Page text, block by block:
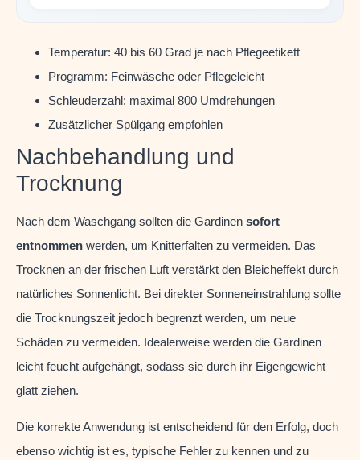
Temperatur: 40 bis 60 Grad je nach Pflegeetikett
Programm: Feinwäsche oder Pflegeleicht
Schleuderzahl: maximal 800 Umdrehungen
Zusätzlicher Spülgang empfohlen
Nachbehandlung und
Trocknung
Nach dem Waschgang sollten die Gardinen sofort
entnommen werden, um Knitterfalten zu vermeiden. Das
Trocknen an der frischen Luft verstärkt den Bleicheffekt durch
natürliches Sonnenlicht. Bei direkter Sonneneinstrahlung sollte
die Trocknungszeit jedoch begrenzt werden, um neue
Schäden zu vermeiden. Idealerweise werden die Gardinen
leicht feucht aufgehängt, sodass sie durch ihr Eigengewicht
glatt ziehen.
Die korrekte Anwendung ist entscheidend für den Erfolg, doch
ebenso wichtig ist es, typische Fehler zu kennen und zu